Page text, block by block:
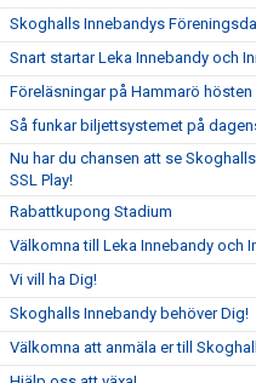
Skoghalls Innebandys
Snart startar Leka Innebandy och
Föreläsningar på Hammarö hösten
Så funkar biljettsystemet på
Nu har du chansen att se
SSL Play!
Rabattkupong Stadium
Välkomna till Leka Innebandy och
Vi vill ha Dig!
Skoghalls Innebandy behöver Dig!
Välkomna att anmäla er till